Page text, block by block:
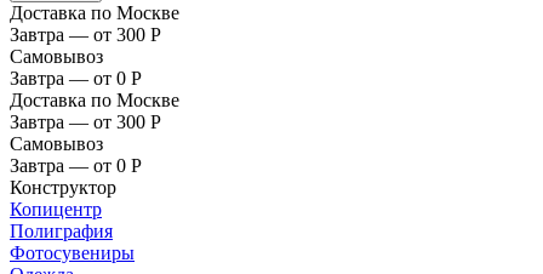
Доставка по Москве
Завтра — от 300 Р
Самовывоз
Завтра — от 0 Р
Доставка по Москве
Завтра — от 300 Р
Самовывоз
Завтра — от 0 Р
Конструктор
Копицентр
Полиграфия
Фотосувениры